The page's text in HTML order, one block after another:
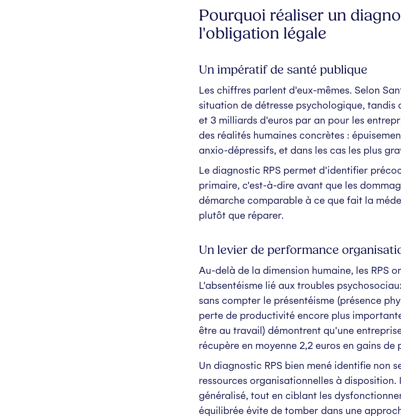
Pourquoi réaliser un
l'obligation légale
Un impératif de santé publique
Les chiffres parlent d'eux-mêmes. Selon
situation de détresse psychologique,
et 3 milliards d'euros par an pour les
des réalités humaines concrètes :
anxio-dépressifs, et dans les cas les plus
Le diagnostic RPS permet d'identifier
primaire, c'est-à-dire avant que les
démarche comparable à ce que fait la
plutôt que réparer.
Un levier de performance
Au-delà de la dimension humaine, les RPS
L'absentéisme lié aux troubles
sans compter le présentéisme (présence
perte de productivité encore plus
être au travail) démontrent qu'une
récupère en moyenne 2,2 euros en gains
Un diagnostic RPS bien mené identifie non
ressources organisationnelles à
généralisé, tout en ciblant les
équilibrée évite de tomber dans une